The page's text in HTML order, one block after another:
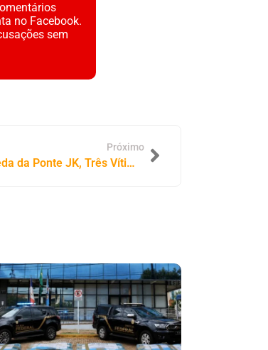
no Facebook.
sem
Próximo
Tragédia sem Fim: Sete Meses Após Queda da Ponte JK, Três Vítimas Ainda Estão Desaparecidas